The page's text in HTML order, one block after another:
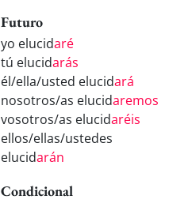
Futuro
yo elucidaré
tú elucidarás
él/ella/usted elucidará
nosotros/as elucidaremos
vosotros/as elucidaréis
ellos/ellas/ustedes
elucidarán
Condicional